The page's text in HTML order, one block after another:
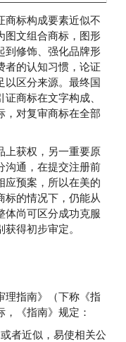
商标构成要素近似不
图文组合商标，图形
到修饰、强化品牌形
者的认知习惯，论证
以区分来源。最终国
商标在文字构成、
，对复审商标在全部
上获权，另一重要原
沟通，在提交注册前
应预案，所以在美的
标的情况下，仍能从
体尚可区分成功克服
得初步审定。
理指南》（下称《指
《指南》规定：
者近似，易使相关公